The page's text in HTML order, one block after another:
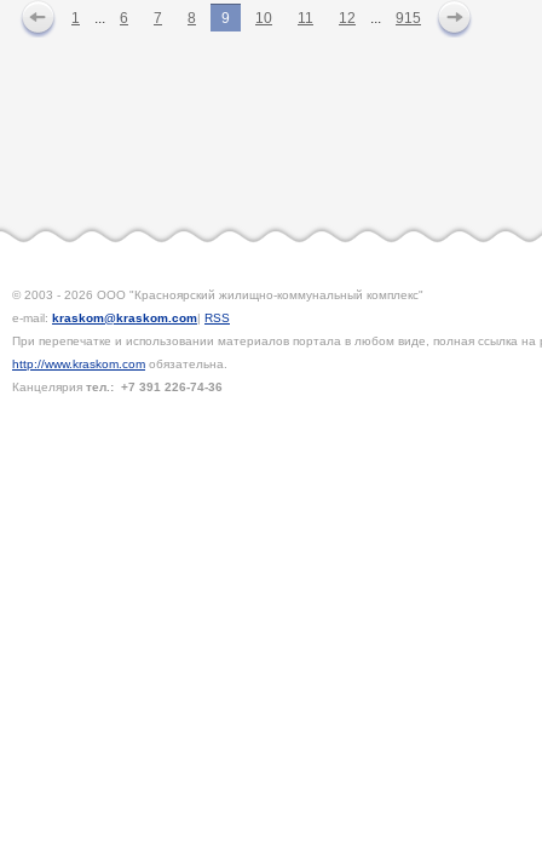
1 ... 6 7 8 9 10 11 12 ... 915
© 2003 - 2026 ООО "Красноярский жилищно-коммунальный комплекс"
e-mail: kraskom@kraskom.com| RSS
При перепечатке и использовании материалов портала в любом виде, полная ссылка на
http://www.kraskom.com обязательна.
Канцелярия тел.: +7 391 226-74-36